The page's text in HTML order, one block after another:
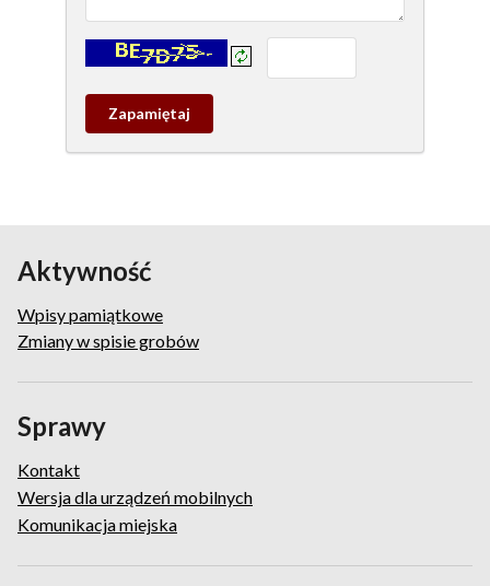
Kontrola - wprowadź tekst z obrazka:
Zapamietaj
wpis
Aktywność
Wpisy pamiątkowe
Zmiany w spisie grobów
Sprawy
Kontakt
Wersja dla urządzeń mobilnych
Komunikacja miejska